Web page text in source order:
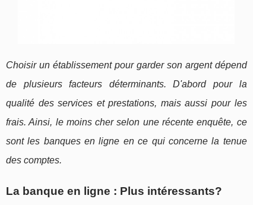
Choisir un établissement pour garder son argent dépend
de plusieurs facteurs déterminants. D'abord pour la
qualité des services et prestations, mais aussi pour les
frais. Ainsi, le moins cher selon une récente enquête, ce
sont les banques en ligne en ce qui concerne la tenue
des comptes.
La banque en ligne : Plus intéressants?